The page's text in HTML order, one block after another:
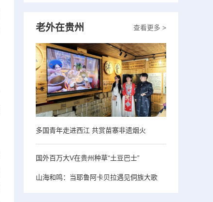
查看更多 >
老外在贵州
多国青年走进西江 共赏苗寨非遗烟火
国外百万大V在贵州种草“土豆巴士”
山海和鸣：当耶鲁阿卡贝拉遇见侗族大歌